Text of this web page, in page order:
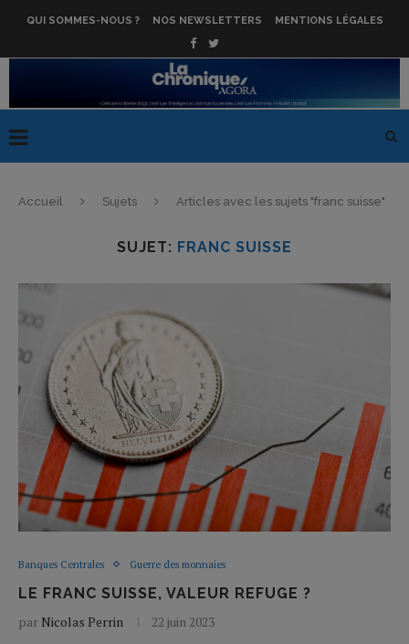
QUI SOMMES-NOUS ? NOS NEWSLETTERS MENTIONS LÉGALES
Accueil Sujets Articles avec les sujets "franc suisse"
SUJET: FRANC SUISSE
Banques Centrales Guerre des monnaies
LE FRANC SUISSE, VALEUR REFUGE ?
par Nicolas Perrin 22 juin 2023